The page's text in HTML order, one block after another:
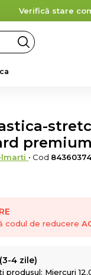
Verifică stare
• Cod
codul de reducere
4 zile)
produsul: Miercuri